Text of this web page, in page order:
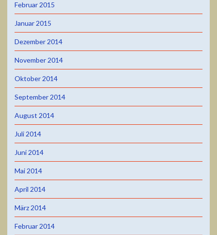
Februar 2015
Januar 2015
Dezember 2014
November 2014
Oktober 2014
September 2014
August 2014
Juli 2014
Juni 2014
Mai 2014
April 2014
März 2014
Februar 2014